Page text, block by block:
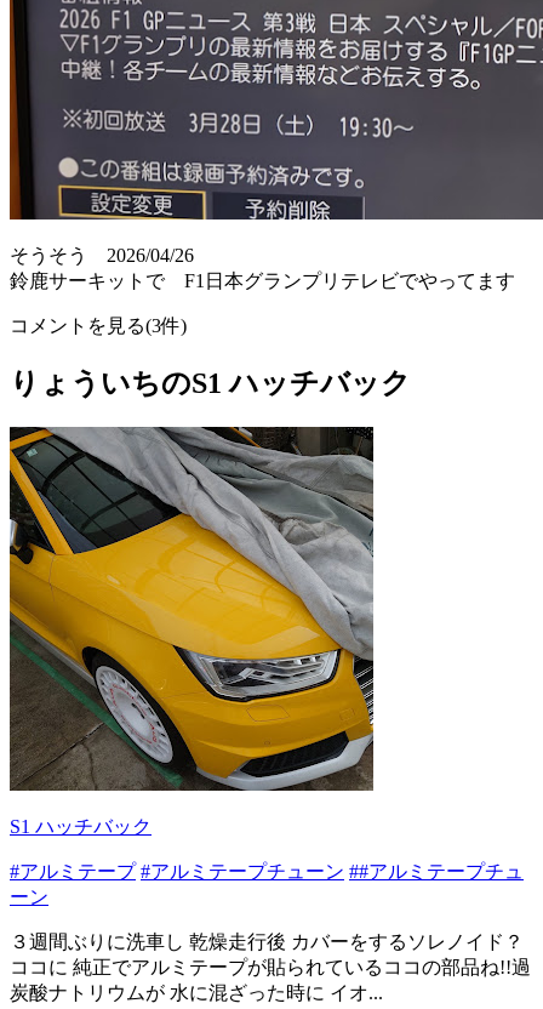
そうそう 2026/04/26
鈴鹿サーキットで F1日本グランプリテレビでやってます
コメントを見る(3件)
りょういちのS1 ハッチバック
S1 ハッチバック
#アルミテープ #アルミテープチューン ##アルミテープチュ
ーン
３週間ぶりに洗車し 乾燥走行後 カバーをするソレノイド？
ココに 純正でアルミテープが貼られているココの部品ね!!過
炭酸ナトリウムが 水に混ざった時に イオ...